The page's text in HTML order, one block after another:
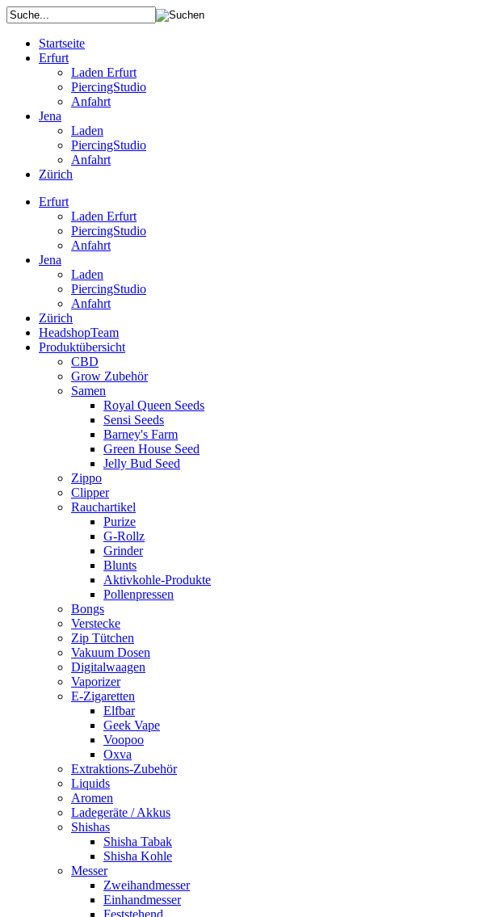
Startseite
Erfurt
Laden Erfurt
PiercingStudio
Anfahrt
Jena
Laden
PiercingStudio
Anfahrt
Zürich
Erfurt
Laden Erfurt
PiercingStudio
Anfahrt
Jena
Laden
PiercingStudio
Anfahrt
Zürich
HeadshopTeam
Produktübersicht
CBD
Grow Zubehör
Samen
Royal Queen Seeds
Sensi Seeds
Barney's Farm
Green House Seed
Jelly Bud Seed
Zippo
Clipper
Rauchartikel
Purize
G-Rollz
Grinder
Blunts
Aktivkohle-Produkte
Pollenpressen
Bongs
Verstecke
Zip Tütchen
Vakuum Dosen
Digitalwaagen
Vaporizer
E-Zigaretten
Elfbar
Geek Vape
Voopoo
Oxva
Extraktions-Zubehör
Liquids
Aromen
Ladegeräte / Akkus
Shishas
Shisha Tabak
Shisha Kohle
Messer
Zweihandmesser
Einhandmesser
Feststehend